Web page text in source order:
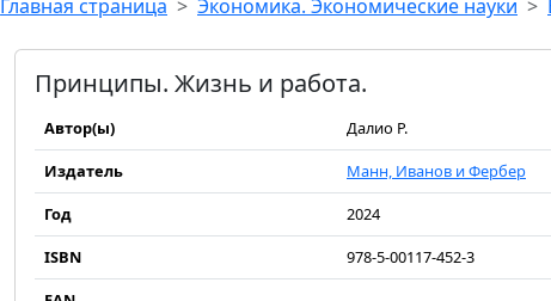
Главная страница Экономика. Экономические науки
Принципы. Жизнь и работа.
Автор(ы)
Далио Р.
Издатель
Манн, Иванов и Фербер
Год
2024
ISBN
978-5-00117-452-3